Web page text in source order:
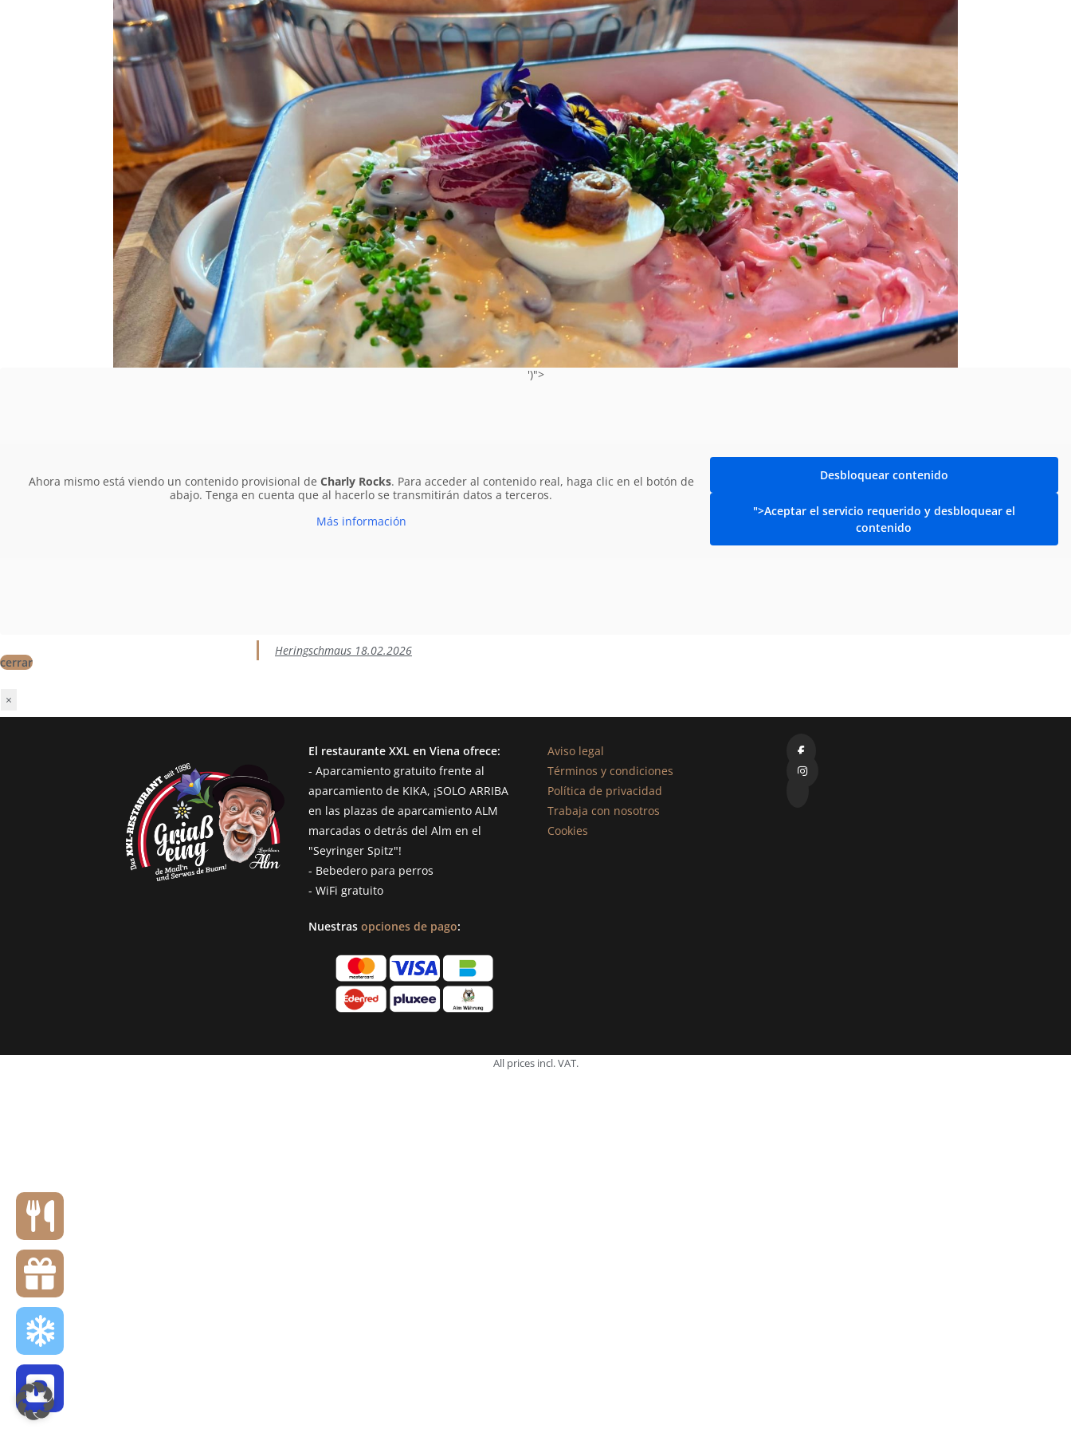
🐟ENSALADILLA DE SARDINAS🐟 el MI
18.02.2026 de 11:00 a 21:00 HORAS
Heringschmaus 18.02.2026
El restaurante XXL en Viena ofrece:
- Aparcamiento gratuito frente al
aparcamiento de KIKA, ¡SOLO ARRIBA
en las plazas de aparcamiento ALM
marcadas o detrás del Alm en el
"Seyringer Spitz"!
- Bebedero para perros
- WiFi gratuito
Nuestras opciones de pago:
Aviso legal
Términos y condiciones
Política de privacidad
Trabaja con nosotros
Cookies
All prices incl. VAT.
')">
Ahora mismo está viendo un contenido provisional de Charly Rocks. Para acceder al contenido real, haga clic en el botón de
abajo. Tenga en cuenta que al hacerlo se transmitirán datos a terceros.
Más información
Desbloquear contenido
">Aceptar el servicio requerido y desbloquear el
contenido
cerrar
×